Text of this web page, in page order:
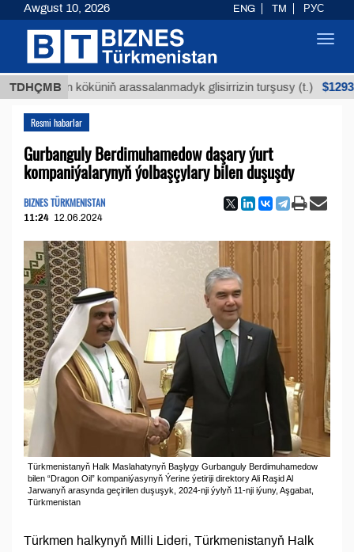
TDHÇMB
köküniň arassalanmadyk glisirrizin turşusy (t.) $12935,18
Resmi habarlar
Gurbanguly Berdimuhamedow daşary ýurt
kompaniýalarynyň ýolbaşçylary bilen duşuşdy
BIZNES TÜRKMENISTAN
11:24 12.06.2024
Türkmenistanyň Halk Maslahatynyň Başlygy Gurbanguly Berdimuhamedow
bilen “Dragon Oil” kompaniýasynyň Ýerine ýetiriji direktory Ali Raşid Al
Jarwanyň arasynda geçirilen duşuşyk, 2024-nji ýylyň 11-nji iýuny, Aşgabat,
Türkmenistan
Türkmen halkynyň Milli Lideri, Türkmenistanyň Halk
Awgust 10, 2026 ENG TM РУС